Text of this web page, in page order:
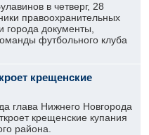
в четверг, 28
правоохранительных
города документы,
футбольного клуба
крещенские
глава Нижнего Новгорода
крещенские купания
района.